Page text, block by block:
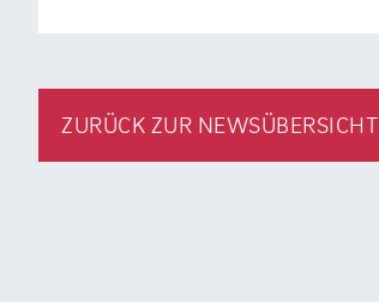
ZURÜCK ZUR NEWSÜBERSICHT